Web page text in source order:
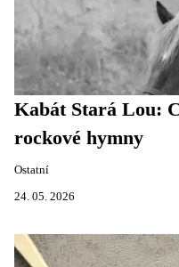
Kabát Stará Lou:
rockové hymny
Ostatní
24. 05. 2026